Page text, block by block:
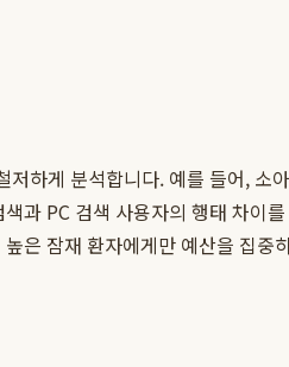
하게 분석합니다. 예를 들어, 소
과 PC 검색 사용자의 행태 차이
은 잠재 환자에게만 예산을 집